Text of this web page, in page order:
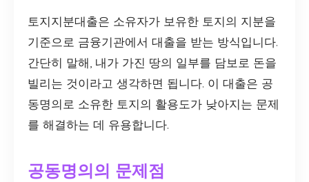
토지지분대출은 소유자가 보유한 토지의 지분을
기준으로 금융기관에서 대출을 받는 방식입니다.
간단히 말해, 내가 가진 땅의 일부를 담보로 돈을
빌리는 것이라고 생각하면 됩니다. 이 대출은 공
동명의로 소유한 토지의 활용도가 낮아지는 문제
를 해결하는 데 유용합니다.
공동명의의 문제점